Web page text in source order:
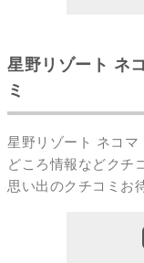
星野リゾート ネ
ミ
星野リゾート ネコマ
どころ情報などクチ
思い出のクチコミ お